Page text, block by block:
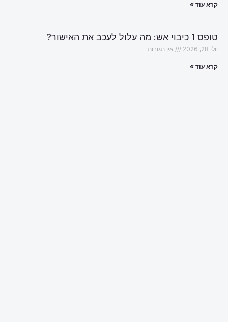
קרא עוד »
טופס 1 כיבוי אש: מה עלול לעכב את האישור?
יולי 28, 2026 אין תגובות
קרא עוד »